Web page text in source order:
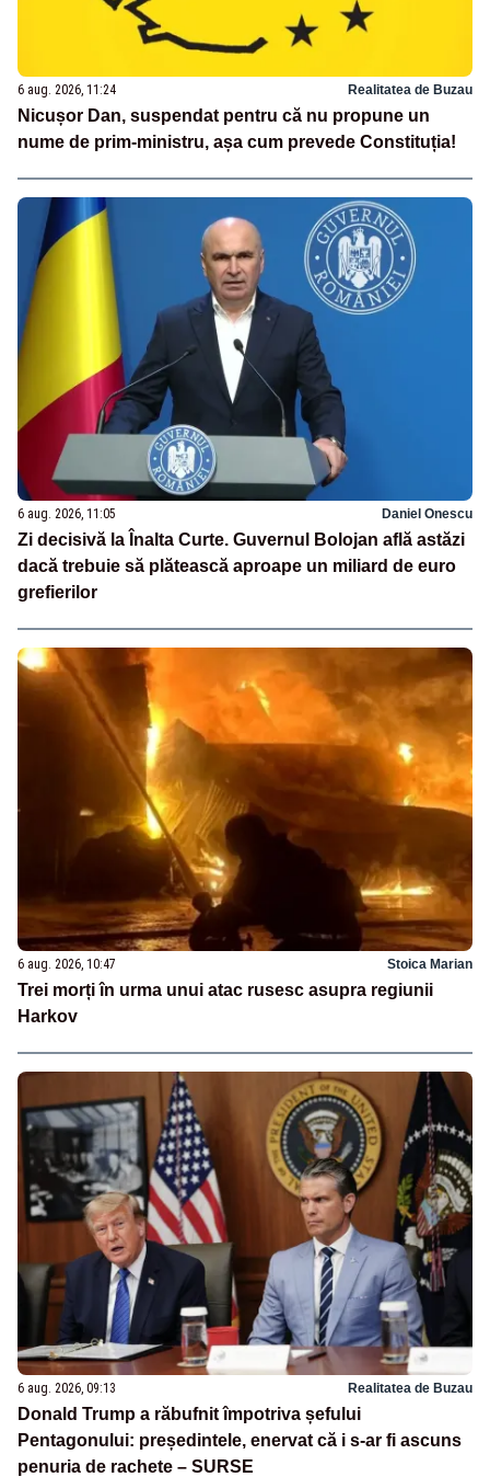
6 aug. 2026, 11:24 Realitatea de Buzau
Nicușor Dan, suspendat pentru că nu propune un
nume de prim-ministru, așa cum prevede Constituția!
6 aug. 2026, 11:05 Daniel Onescu
Zi decisivă la Înalta Curte. Guvernul Bolojan află astăzi
dacă trebuie să plătească aproape un miliard de euro
grefierilor
6 aug. 2026, 10:47 Stoica Marian
Trei morți în urma unui atac rusesc asupra regiunii
Harkov
6 aug. 2026, 09:13 Realitatea de Buzau
Donald Trump a răbufnit împotriva șefului
Pentagonului: președintele, enervat că i s-ar fi ascuns
penuria de rachete – SURSE